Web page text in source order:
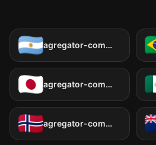
agregator-common:countries.ar
agregator-common:countries.jp
agregator-common:countries.no